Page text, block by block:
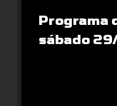
Programa
sábado